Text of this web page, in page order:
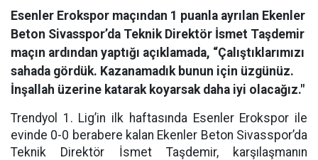
Esenler Erokspor maçından 1 puanla ayrılan Ekenler
Beton Sivasspor’da Teknik Direktör İsmet Taşdemir
maçın ardından yaptığı açıklamada, “Çalıştıklarımızı
sahada gördük. Kazanamadık bunun için üzgünüz.
İnşallah üzerine katarak koyarsak daha iyi olacağız."
Trendyol 1. Lig’in ilk haftasında Esenler Erokspor ile
evinde 0-0 berabere kalan Ekenler Beton Sivasspor’da
Teknik Direktör İsmet Taşdemir, karşılaşmanın